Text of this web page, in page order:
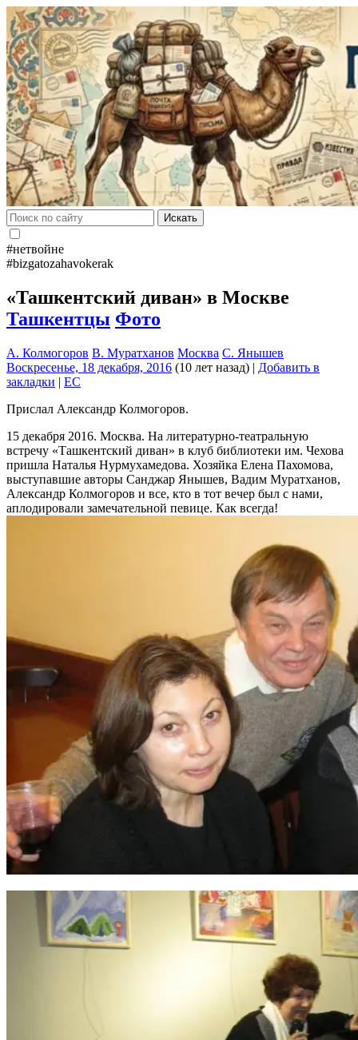
Искать
#нетвойне
#bizgatozahavokerak
«Ташкентский диван» в Москве
Ташкентцы Фото
А. Колмогоров В. Муратханов Москва С. Янышев
Воскресенье, 18 декабря, 2016 (10 лет назад) | Добавить в
закладки | EC
Прислал Александр Колмогоров.
15 декабря 2016. Москва. На литературно-театральную
встречу «Ташкентский диван» в клуб библиотеки им. Чехова
пришла Наталья Нурмухамедова. Хозяйка Елена Пахомова,
выступавшие авторы Санджар Янышев, Вадим Муратханов,
Александр Колмогоров и все, кто в тот вечер был с нами,
аплодировали замечательной певице. Как всегда!